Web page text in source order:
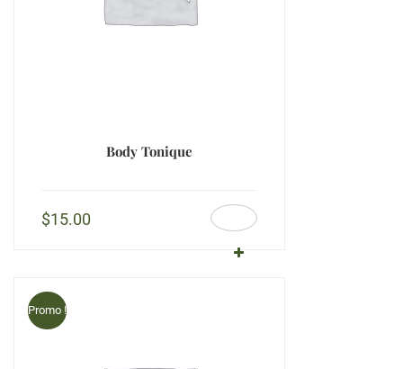
Body Tonique
$15.00
Promo !